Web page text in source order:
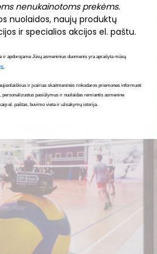
nenukainotoms prekėms.
nuolaidos, naujų produktų
ir specialios akcijos el. paštu.
ir apdorojame Jūsų asmeninius duomenis yra aprašyta mūsų
ir įvairias skaitmeninės rinkodaros priemones informuoti
personalizuotus pasiūlymus ir nuolaidas remiantis asmenine
el. paštas, buvimo vieta ir užsakymų istorija.